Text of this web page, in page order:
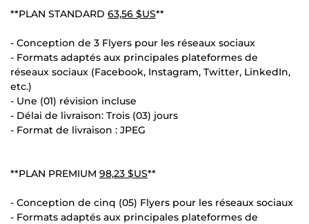
**PLAN STANDARD 63,56 $US**
- Conception de 3 Flyers pour les réseaux sociaux
- Formats adaptés aux principales plateformes de
réseaux sociaux (Facebook, Instagram, Twitter, LinkedIn,
etc.)
- Une (01) révision incluse
- Délai de livraison: Trois (03) jours
- Format de livraison : JPEG
**PLAN PREMIUM 98,23 $US**
- Conception de cinq (05) Flyers pour les réseaux sociaux
- Formats adaptés aux principales plateformes de